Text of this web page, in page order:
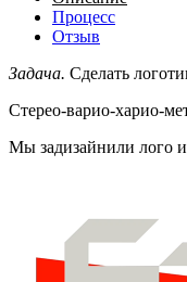
Процесс
Отзыв
Задача. Сделать
Стерео-варио-харио-
Мы задизайнили лого